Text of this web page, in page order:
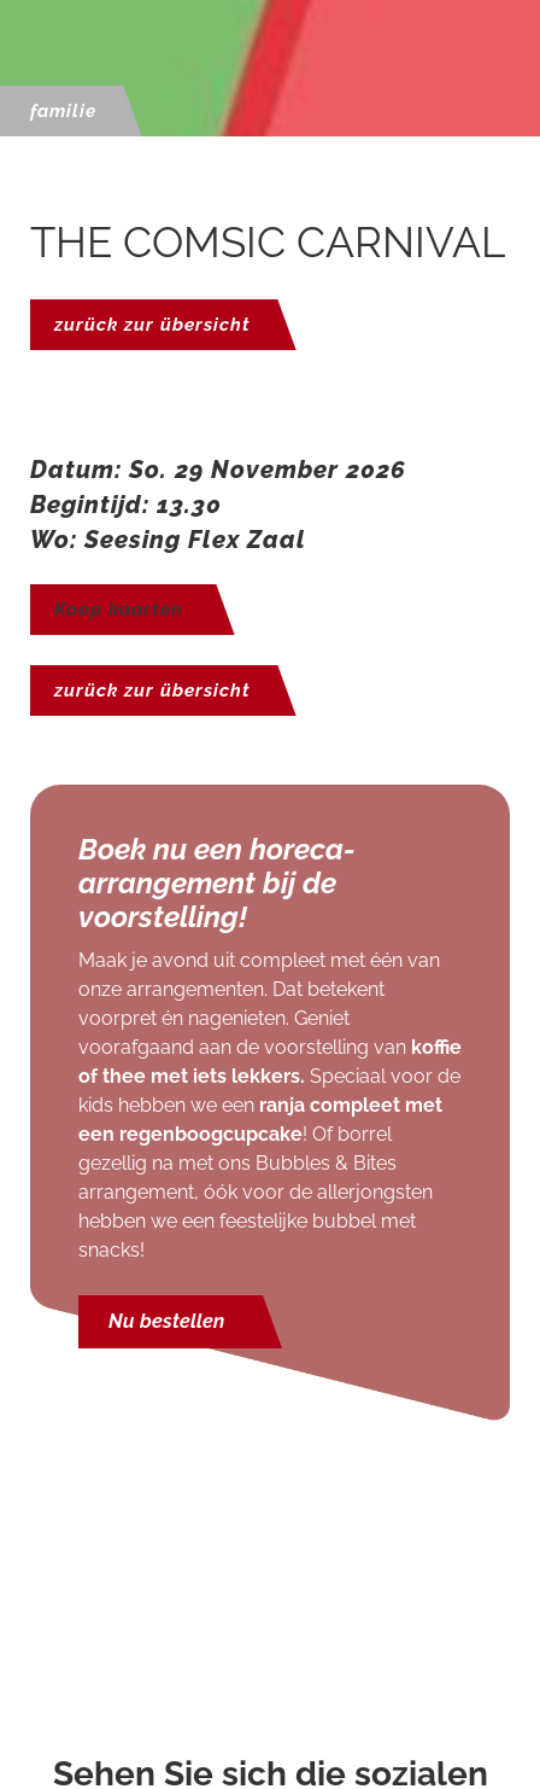
familie
THE COMSIC CARNIVAL
zurück zur übersicht
Datum: So. 29 November 2026
Begintijd: 13.30
Wo: Seesing Flex Zaal
Koop kaarten
zurück zur übersicht
Boek nu een horeca-
arrangement bij de
voorstelling!
Maak je avond uit compleet met één van
onze arrangementen. Dat betekent
voorpret én nagenieten. Geniet
voorafgaand aan de voorstelling van koffie
of thee met iets lekkers. Speciaal voor de
kids hebben we een ranja compleet met
een regenboogcupcake! Of borrel
gezellig na met ons Bubbles & Bites
arrangement, óók voor de allerjongsten
hebben we een feestelijke bubbel met
snacks!
Nu bestellen
Sehen Sie sich die sozialen